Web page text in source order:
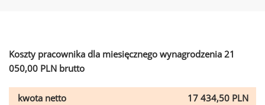
Koszty pracownika dla miesięcznego wynagrodzenia 21
050,00 PLN brutto
kwota netto
17 434,50 PLN